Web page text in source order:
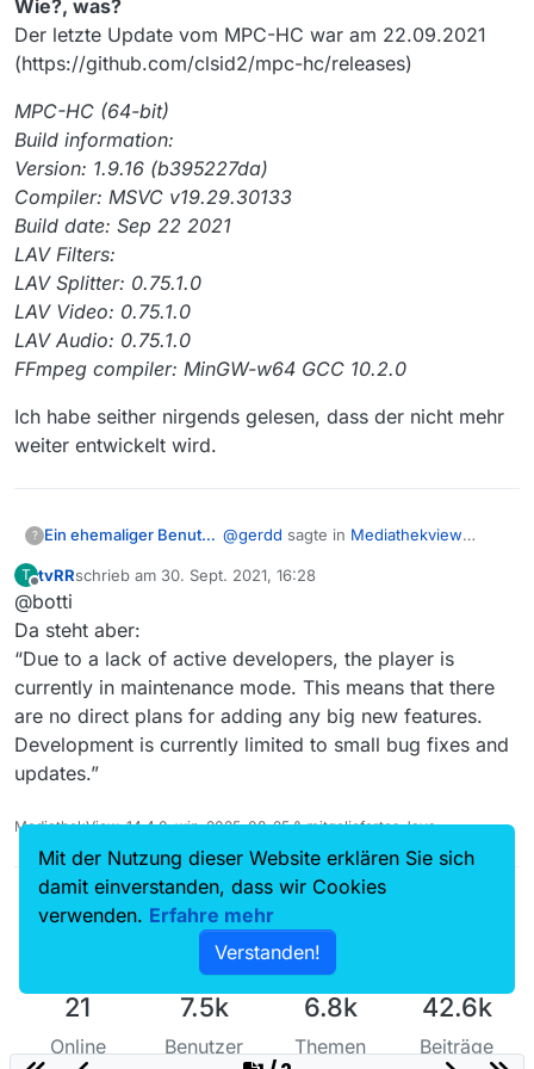
solche URL-Sammlungen dann nur noch doppelklicken
muss, um sie an wget zu übergeben. Wenn man dann
dem aufgerufenen wget noch den -c Parameter
nach Abbruch und Neustart wieder auf. (WGET2 kann
das alles noch eleganter, aber damit habe ich auch noch
nicht experimentiert.)
auch solche Downloads nach Abbruch wieder
aufsetzen, was MV und FFMPEG derzeit so noch nicht
anbieten. Wenn man eine m3u8-URL an wget übergibt,
Chunklist oder direkt auf die Chunks. Die URLs der
Chunks kann man dann als Liste an wget übergeben
und findet die einzelnen Chunks auf der Platte. Die
sollten eigentlich als Transport Stream Dateien vorliegen.
In dem Fall kann man sie (im Zweifelsfall per copy-
Befehl) zusammenfügen und bei Bedarf mittels ffmpeg
ins MP4-Format konvertieren. (Tipp: MPCHC, dessen
Weiterentwicklung leider beendet ist, kann auch die TS-
Dateien direkt abspielen.)
Wie?, was?
Der letzte Update vom MPC-HC war am 22.09.2021
(https://github.com/clsid2/mpc-hc/releases)
MPC-HC (64-bit)
Build information:
Version: 1.9.16 (b395227da)
Compiler: MSVC v19.29.30133
Build date: Sep 22 2021
LAV Filters:
LAV Splitter: 0.75.1.0
LAV Video: 0.75.1.0
LAV Audio: 0.75.1.0
FFmpeg compiler: MinGW-w64 GCC 10.2.0
Ich habe seither nirgends gelesen, dass der nicht mehr
weiter entwickelt wird.
? Ein ehemaliger Benutzer @gerdd sagte in Mediathekview
betreiben?:
Dateien direkt abspielen.)
Der letzte Update vom MPC-HC war
am 22.09.2021
(https://github.com/clsid2/mpc-
hc/releases)
MPC-HC (64-bit)
Build information:
Version: 1.9.16 (b395227da)
Compiler: MSVC v19.29.30133
LAV Splitter: 0.75.1.0
LAV Audio: 0.75.1.0
FFmpeg compiler: MinGW-w64 GCC
10.2.0
Ich habe seither nirgends gelesen,
dass der nicht mehr weiter entwickelt
T
Offline
tvRRschrieb am 30. Sept. 2021, 16:28
zuletzt editiert von
@botti
Da steht aber:
“Due to a lack of active developers, the player is
currently in maintenance mode. This means that there
are no direct plans for adding any big new features.
Development is currently limited to small bug fixes and
updates.”
MediathekView-14.4.0-win-2025-08-25 & mitgeliefertes Java
21
Online
7.5k
Benutzer
6.8k
Themen
42.6k
Beiträge
Mit der Nutzung dieser Website erklären Sie sich
damit einverstanden, dass wir Cookies
verwenden. Erfahre mehr
Verstanden!